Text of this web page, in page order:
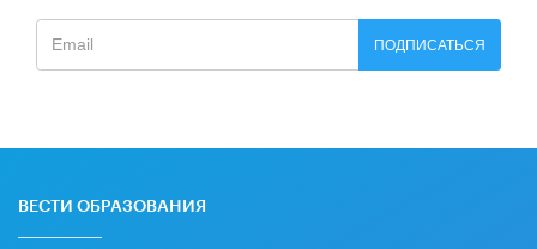
ПОДПИСАТЬСЯ
ВЕСТИ ОБРАЗОВАНИЯ